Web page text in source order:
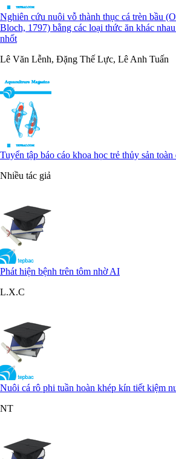
Nghiên cứu nuôi vỗ thành thục cá trèn bầu
Bloch, 1797) bằng các loại thức ăn khác
nhốt
Lê Văn Lễnh, Đặng Thế Lực, Lê Anh Tuấn
Tuyển tập báo cáo khoa học trẻ thủy sản
Nhiều tác giả
Phát hiện bệnh trên tôm nhờ AI
L.X.C
Nuôi cá rô phi tuần hoàn khép kín tiết kiệm
NT